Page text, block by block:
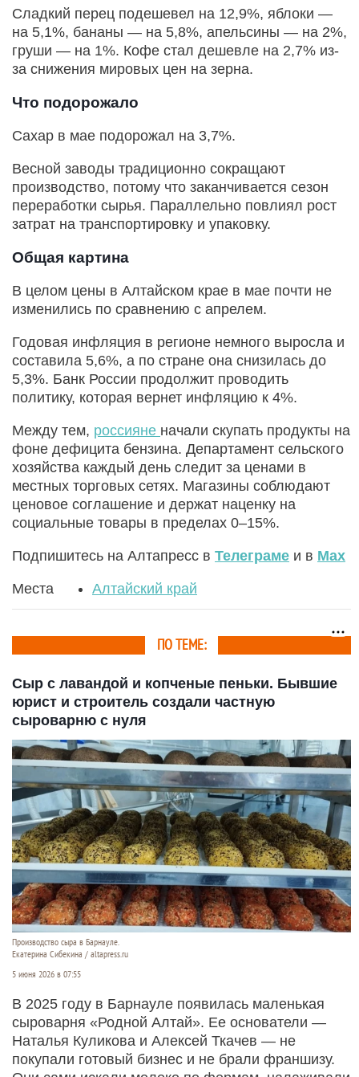
Сладкий перец подешевел на 12,9%, яблоки —
на 5,1%, бананы — на 5,8%, апельсины — на 2%,
груши — на 1%. Кофе стал дешевле на 2,7% из-
за снижения мировых цен на зерна.
Что подорожало
Сахар в мае подорожал на 3,7%.
Весной заводы традиционно сокращают
производство, потому что заканчивается сезон
переработки сырья. Параллельно повлиял рост
затрат на транспортировку и упаковку.
Общая картина
В целом цены в Алтайском крае в мае почти не
изменились по сравнению с апрелем.
Годовая инфляция в регионе немного выросла и
составила 5,6%, а по стране она снизилась до
5,3%. Банк России продолжит проводить
политику, которая вернет инфляцию к 4%.
Между тем, россияне начали скупать продукты на
фоне дефицита бензина. Департамент сельского
хозяйства каждый день следит за ценами в
местных торговых сетях. Магазины соблюдают
ценовое соглашение и держат наценку на
социальные товары в пределах 0–15%.
Подпишитесь на Алтапресс в Телеграме и в Max
Места Алтайский край
ПО ТЕМЕ:
Сыр с лавандой и копченые пеньки. Бывшие
юрист и строитель создали частную
сыроварню с нуля
Производство сыра в Барнауле.
Екатерина Сибекина / altapress.ru
5 июня 2026 в 07:55
В 2025 году в Барнауле появилась маленькая
сыроварня «Родной Алтай». Ее основатели —
Наталья Куликова и Алексей Ткачев — не
покупали готовый бизнес и не брали франшизу.